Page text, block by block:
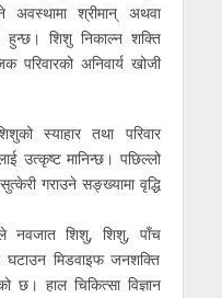
अवस्थामा श्रीमान् अथवा
शिशु निकाल्न शक्ति
अनिवार्य खोजी
स्याहार तथा परिवार
उत्कृष्ट मानिन्छ। पछिल्लो
गराउने सङ्ख्यामा वृद्धि
नवजात शिशु, शिशु, पाँच
घटाउन मिडवाइफ जनशक्ति
छ। हाल चिकित्सा विज्ञान